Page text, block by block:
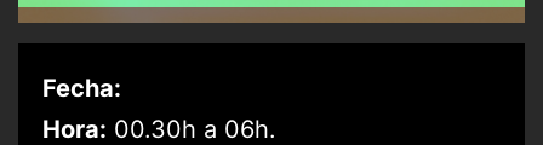
Fecha:
Hora: 00.30h a 06h.